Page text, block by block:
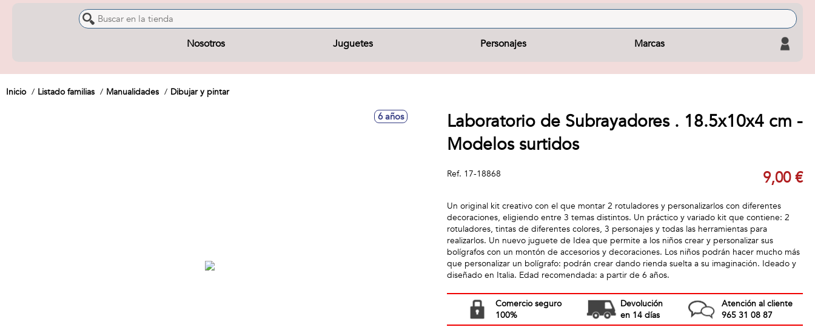
Nosotros Juguetes Personajes Marcas
Inicio Listado familias Manualidades Dibujar y pintar
6 años
Laboratorio de Subrayadores . 18.5x10x4 cm -
Modelos surtidos
Ref. 17-18868 9,00 €
Un original kit creativo con el que montar 2 rotuladores y personalizarlos con diferentes
decoraciones, eligiendo entre 3 temas distintos. Un práctico y variado kit que contiene: 2
rotuladores, tintas de diferentes colores, 3 personajes y todas las herramientas para
realizarlos. Un nuevo juguete de Idea que permite a los niños crear y personalizar sus
bolígrafos con un montón de accesorios y decoraciones. Los niños podrán hacer mucho más
que personalizar un bolígrafo: podrán crear dando rienda suelta a su imaginación. Ideado y
diseñado en Italia. Edad recomendada: a partir de 6 años.
Comercio seguro
100%
Devolución
en 14 días
Atención al cliente
965 31 08 87